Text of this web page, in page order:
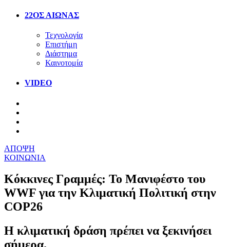
22ΟΣ ΑΙΩΝΑΣ
Τεχνολογία
Επιστήμη
Διάστημα
Καινοτομία
VIDEO
ΑΠΟΨΗ
ΚΟΙΝΩΝΙΑ
Κόκκινες Γραμμές: Το Μανιφέστο του
WWF για την Κλιματική Πολιτική στην
COP26
Η κλιματική δράση πρέπει να ξεκινήσει